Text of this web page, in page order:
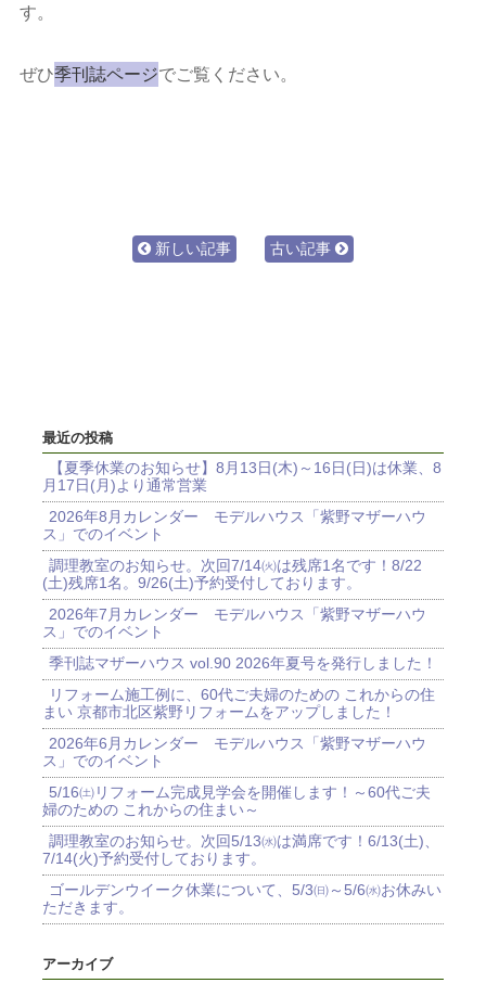
す。
ぜひ季刊誌ページでご覧ください。
新しい記事 古い記事
最近の投稿
【夏季休業のお知らせ】8月13日(木)～16日(日)は休業、8
月17日(月)より通常営業
2026年8月カレンダー モデルハウス「紫野マザーハウ
ス」でのイベント
調理教室のお知らせ。次回7/14㈫は残席1名です！8/22
(土)残席1名。9/26(土)予約受付しております。
2026年7月カレンダー モデルハウス「紫野マザーハウ
ス」でのイベント
季刊誌マザーハウス vol.90 2026年夏号を発行しました！
リフォーム施工例に、60代ご夫婦のための これからの住
まい 京都市北区紫野リフォームをアップしました！
2026年6月カレンダー モデルハウス「紫野マザーハウ
ス」でのイベント
5/16㈯リフォーム完成見学会を開催します！～60代ご夫
婦のための これからの住まい～
調理教室のお知らせ。次回5/13㈬は満席です！6/13(土)、
7/14(火)予約受付しております。
ゴールデンウイーク休業について、5/3㈰～5/6㈬お休みい
ただきます。
アーカイブ